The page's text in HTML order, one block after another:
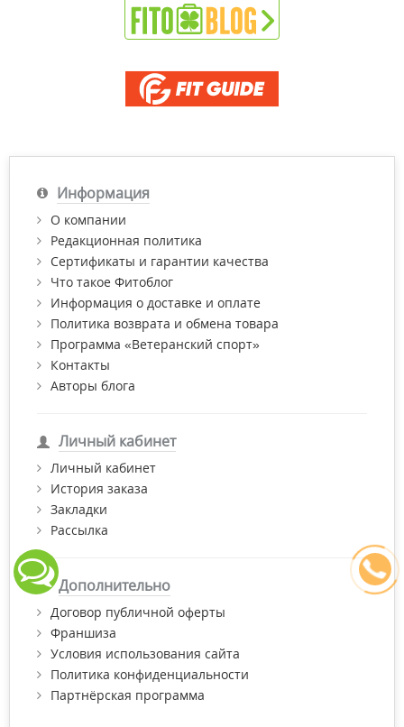
Информация
О компании
Редакционная политика
Сертификаты и гарантии качества
Что такое Фитоблог
Информация о доставке и оплате
Политика возврата и обмена товара
Программа «Ветеранский спорт»
Контакты
Авторы блога
Личный кабинет
Личный кабинет
История заказа
Закладки
Рассылка
Дополнительно
Договор публичной оферты
Франшиза
Условия использования сайта
Политика конфиденциальности
Партнёрская программа